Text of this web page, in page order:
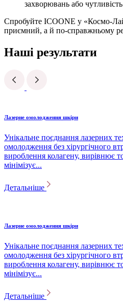
захворювань або
Спробуйте ICOONE у «Космо-
приємний, а й по-справжньому
Наші результати
Лазерне омолодження шкіри
Унікальне поєднання лазерних
омолодження без хірургічного
вироблення колагену, вирівнює
мінімізує...
Детальніше
Лазерне омолодження шкіри
Унікальне поєднання лазерних
омолодження без хірургічного
вироблення колагену, вирівнює
мінімізує...
Детальніше